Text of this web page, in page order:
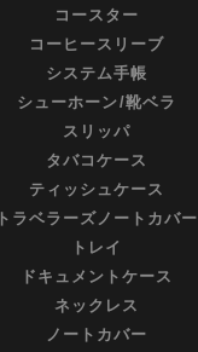
コースター
コーヒースリーブ
システム手帳
シューホーン/靴ベラ
スリッパ
タバコケース
ティッシュケース
トラベラーズノートカバー
トレイ
ドキュメントケース
ネックレス
ノートカバー